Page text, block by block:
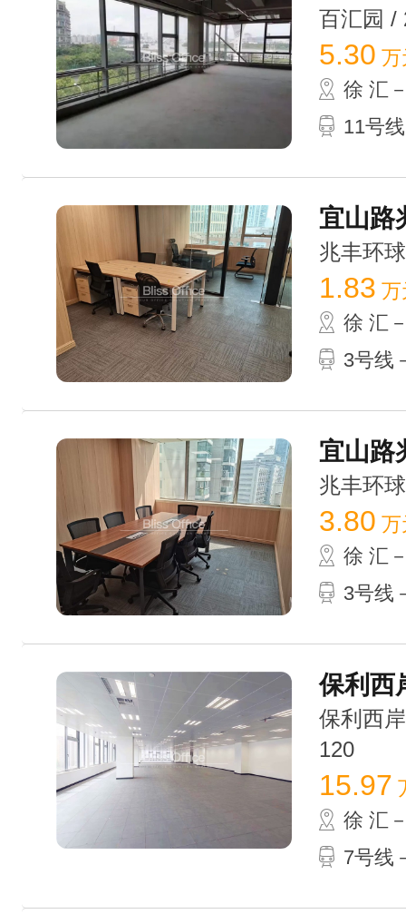
百汇园 /
5.30 万
徐 汇
11号
宜山路
兆丰环
1.83 万
徐 汇
3号线
宜山路
兆丰环
3.80 万
徐 汇
3号线
保利西
保利西
120
15.97
徐 汇
7号线